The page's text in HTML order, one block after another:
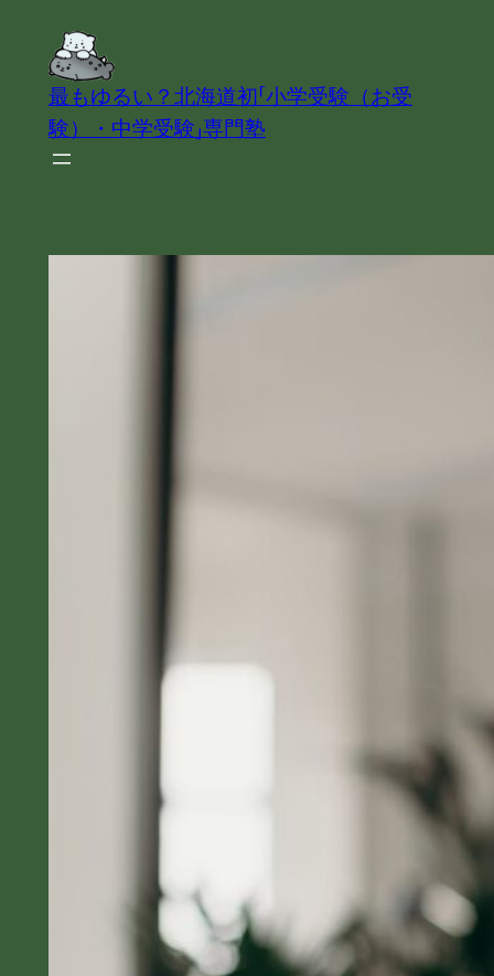
最もゆるい？北海道初「小学受験（お受
験）・中学受験」専門塾